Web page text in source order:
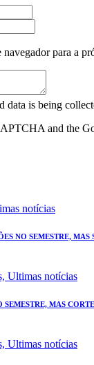
navegador para a
data is being
and the
notícias
NO SEMESTRE, MAS
Ultimas notícias
MAS
Ultimas notícias